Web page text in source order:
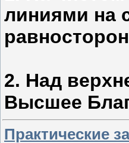
линиями на
2. Над
Высшее
Практические